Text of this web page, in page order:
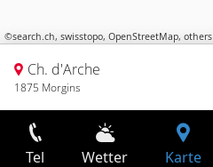
©search.ch, swisstopo, OpenStreetMap, others
Ch. d'Arche
1875 Morgins
Tel Wetter Karte